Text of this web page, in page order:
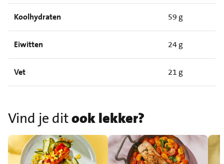
Koolhydraten 59 g
Eiwitten 24 g
Vet 21 g
Vind je ditook lekker?